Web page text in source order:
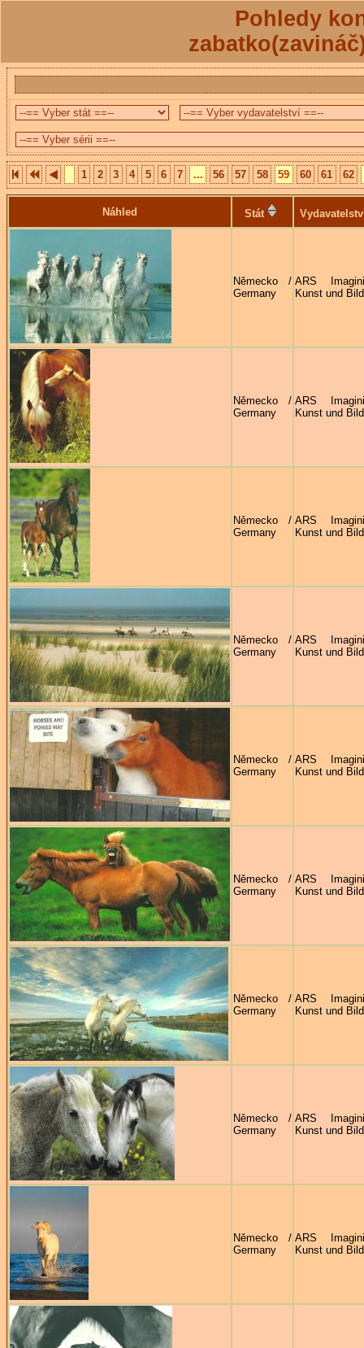
Pohledy
1 2 3 4 5 6 7 ... 56 57 58 59 60 61 62
Náhled Stát
Německo /
Germany
ARS
Kunst und Bild
Německo /
Germany
ARS
Kunst und Bild
Německo /
Germany
ARS
Kunst und Bild
Německo /
Germany
ARS
Kunst und Bild
Německo /
Germany
ARS
Kunst und Bild
Německo /
Germany
ARS
Kunst und Bild
Německo /
Germany
ARS
Kunst und Bild
Německo /
Germany
ARS
Kunst und Bild
Německo /
Germany
ARS
Kunst und Bild